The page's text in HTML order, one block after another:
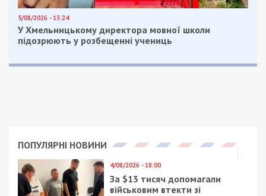
5/08/2026 - 13:24
У Хмельницькому директора мовної школи
підозрюють у розбещенні учениць
ПОПУЛЯРНІ НОВИНИ
4/08/2026 - 18:00
За $13 тисяч допомагали
військовим втекти зі